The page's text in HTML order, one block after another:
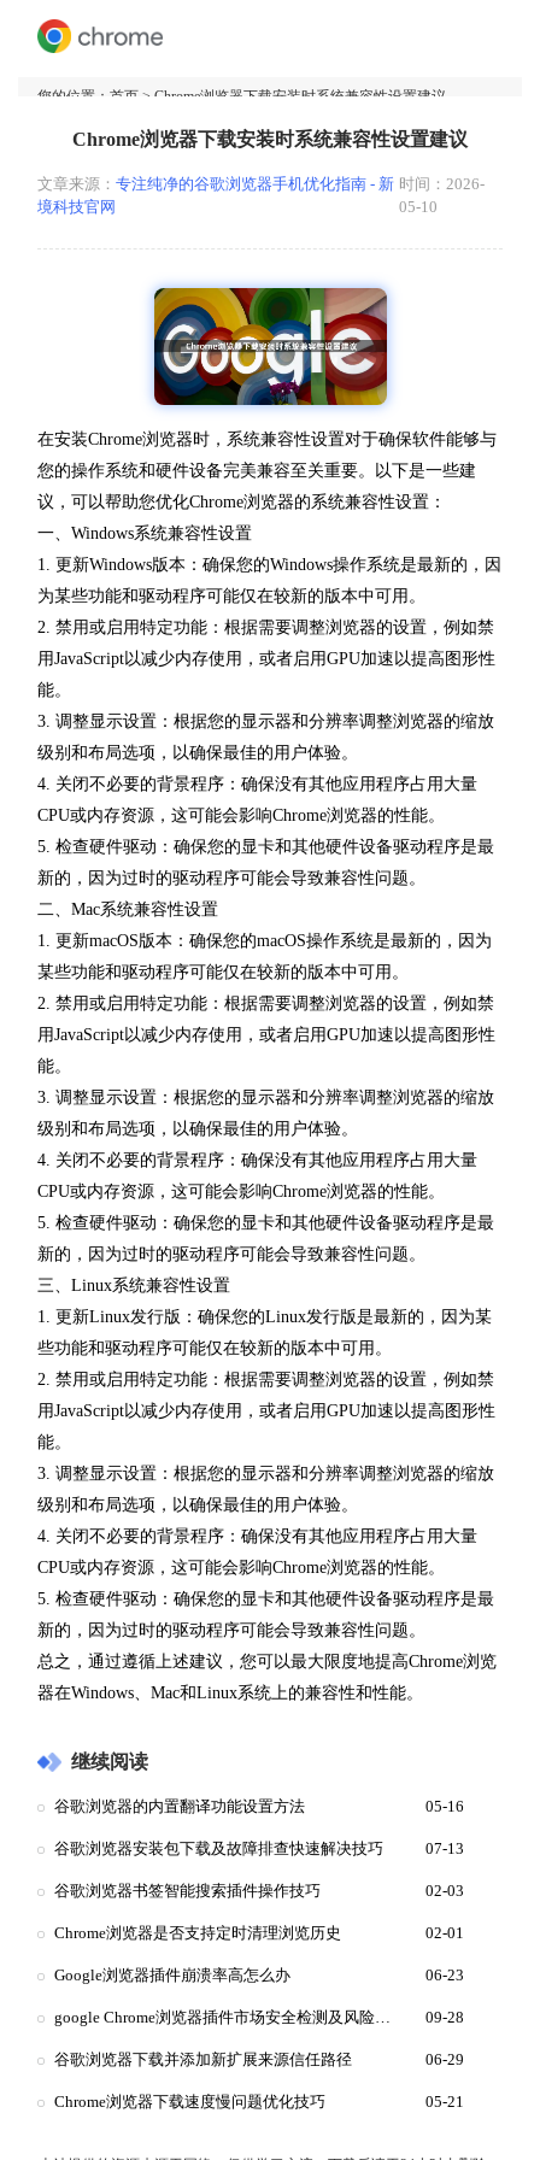
您的位置： 首页 > Chrome浏览器下载安装时系统兼容性设置建议
Chrome浏览器下载安装时系统兼容性设置建议
文章来源： 专注纯净的谷歌浏览器手机优化指南 - 新
境科技官网
时间：2026-
05-10
在安装Chrome浏览器时，系统兼容性设置对于确保软件能够与
您的操作系统和硬件设备完美兼容至关重要。以下是一些建
议，可以帮助您优化Chrome浏览器的系统兼容性设置：
一、Windows系统兼容性设置
1. 更新Windows版本：确保您的Windows操作系统是最新的，因
为某些功能和驱动程序可能仅在较新的版本中可用。
2. 禁用或启用特定功能：根据需要调整浏览器的设置，例如禁
用JavaScript以减少内存使用，或者启用GPU加速以提高图形性
能。
3. 调整显示设置：根据您的显示器和分辨率调整浏览器的缩放
级别和布局选项，以确保最佳的用户体验。
4. 关闭不必要的背景程序：确保没有其他应用程序占用大量
CPU或内存资源，这可能会影响Chrome浏览器的性能。
5. 检查硬件驱动：确保您的显卡和其他硬件设备驱动程序是最
新的，因为过时的驱动程序可能会导致兼容性问题。
二、Mac系统兼容性设置
1. 更新macOS版本：确保您的macOS操作系统是最新的，因为
某些功能和驱动程序可能仅在较新的版本中可用。
2. 禁用或启用特定功能：根据需要调整浏览器的设置，例如禁
用JavaScript以减少内存使用，或者启用GPU加速以提高图形性
能。
3. 调整显示设置：根据您的显示器和分辨率调整浏览器的缩放
级别和布局选项，以确保最佳的用户体验。
4. 关闭不必要的背景程序：确保没有其他应用程序占用大量
CPU或内存资源，这可能会影响Chrome浏览器的性能。
5. 检查硬件驱动：确保您的显卡和其他硬件设备驱动程序是最
新的，因为过时的驱动程序可能会导致兼容性问题。
三、Linux系统兼容性设置
1. 更新Linux发行版：确保您的Linux发行版是最新的，因为某
些功能和驱动程序可能仅在较新的版本中可用。
2. 禁用或启用特定功能：根据需要调整浏览器的设置，例如禁
用JavaScript以减少内存使用，或者启用GPU加速以提高图形性
能。
3. 调整显示设置：根据您的显示器和分辨率调整浏览器的缩放
级别和布局选项，以确保最佳的用户体验。
4. 关闭不必要的背景程序：确保没有其他应用程序占用大量
CPU或内存资源，这可能会影响Chrome浏览器的性能。
5. 检查硬件驱动：确保您的显卡和其他硬件设备驱动程序是最
新的，因为过时的驱动程序可能会导致兼容性问题。
总之，通过遵循上述建议，您可以最大限度地提高Chrome浏览
器在Windows、Mac和Linux系统上的兼容性和性能。
继续阅读
谷歌浏览器的内置翻译功能设置方法 05-16
谷歌浏览器安装包下载及故障排查快速解决技巧 07-13
谷歌浏览器书签智能搜索插件操作技巧 02-03
Chrome浏览器是否支持定时清理浏览历史 02-01
Google浏览器插件崩溃率高怎么办 06-23
google Chrome浏览器插件市场安全检测及风险防范 09-28
谷歌浏览器下载并添加新扩展来源信任路径 06-29
Chrome浏览器下载速度慢问题优化技巧 05-21